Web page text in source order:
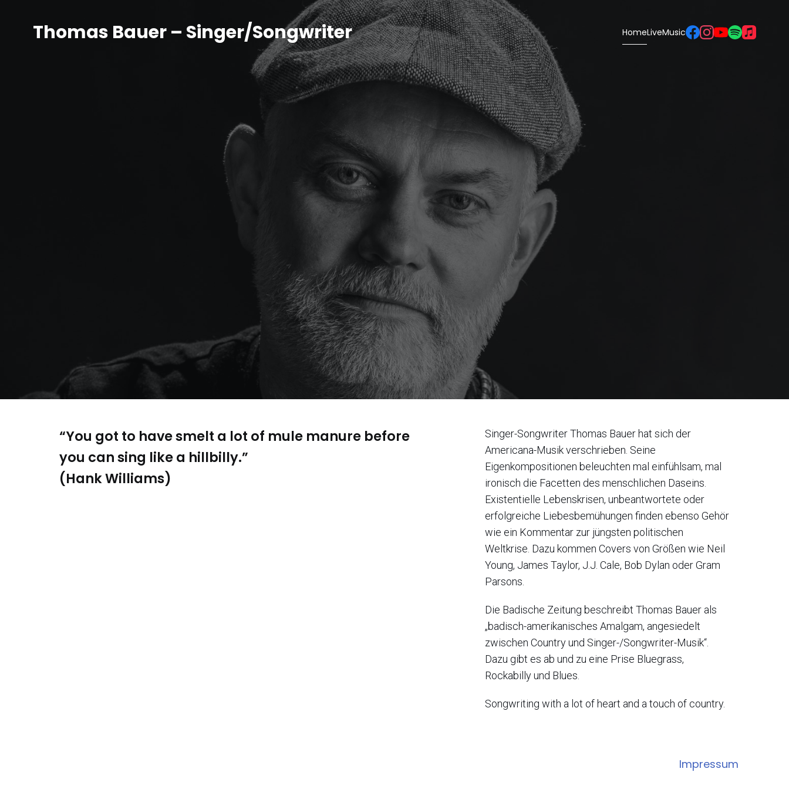
Thomas Bauer – Singer/Songwriter HomeLiveMusic
“You got to have smelt a lot of mule manure before
you can sing like a hillbilly.”
(Hank Williams)
Singer-Songwriter Thomas Bauer hat sich der
Americana-Musik verschrieben. Seine
Eigenkompositionen beleuchten mal einfühlsam, mal
ironisch die Facetten des menschlichen Daseins.
Existentielle Lebenskrisen, unbeantwortete oder
erfolgreiche Liebesbemühungen finden ebenso Gehör
wie ein Kommentar zur jüngsten politischen
Weltkrise. Dazu kommen Covers von Größen wie Neil
Young, James Taylor, J.J. Cale, Bob Dylan oder Gram
Parsons.
Die Badische Zeitung beschreibt Thomas Bauer als
„badisch-amerikanisches Amalgam, angesiedelt
zwischen Country und Singer-/Songwriter-Musik“.
Dazu gibt es ab und zu eine Prise Bluegrass,
Rockabilly und Blues.
Songwriting with a lot of heart and a touch of country.
Impressum